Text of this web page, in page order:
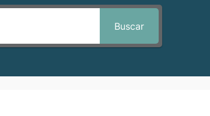
Buscar